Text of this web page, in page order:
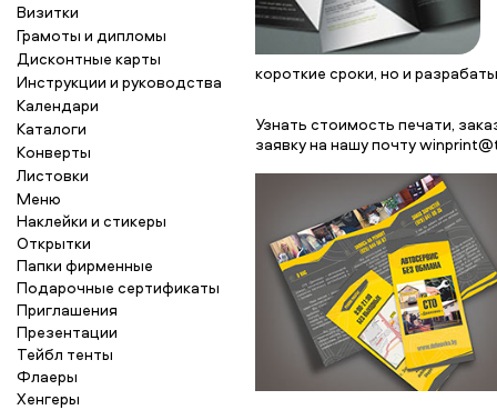
Визитки
Грамоты и дипломы
Дисконтные карты
Инструкции и руководства
Календари
Каталоги
Конверты
Листовки
Меню
Наклейки и стикеры
Открытки
Папки фирменные
Подарочные сертификаты
Приглашения
Презентации
Тейбл тенты
Флаеры
Хенгеры
короткие сроки, но и
Узнать стоимость печати,
заявку на нашу почту